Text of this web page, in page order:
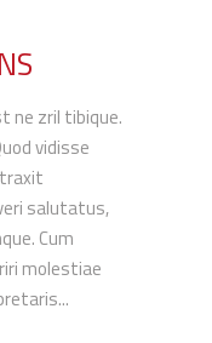
ne zril tibique.
vidisse
salutatus,
Cum
molestiae